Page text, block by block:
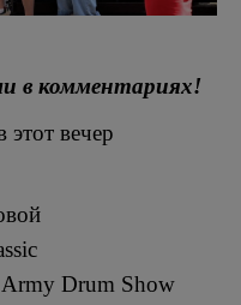
в комментариях!
вечер
Drum Show